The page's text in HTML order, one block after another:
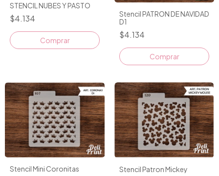
STENCIL NUBES Y PASTO
$4.134
Stencil PATRON DE NAVIDAD
D1
$4.134
Stencil Mini Coronitas Stencil Patron Mickey